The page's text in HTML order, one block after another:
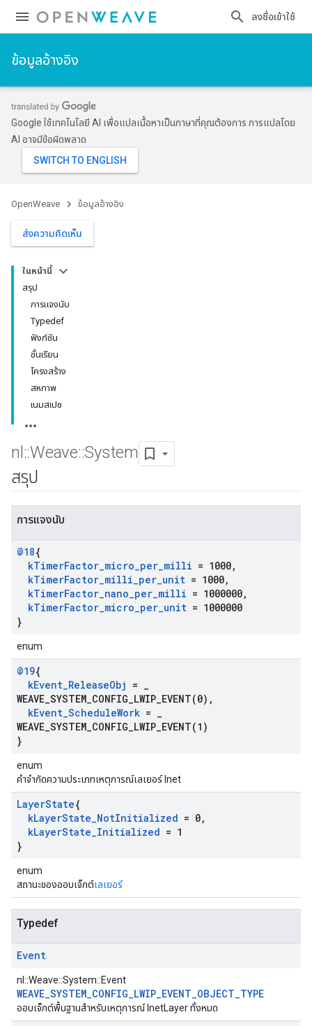
ลงชื่อเข้าใช้
ข้อมูลอ้างอิง
Google ใช้เทคโนโลยี AI เพื่อแปลเนื้อหาเป็นภาษาที่คุณต้องการ การแปลโดย
AI อาจมีข้อผิดพลาด
OpenWeave ข้อมูลอ้างอิง
ส่งความคิดเห็น
ในหน้านี้
สรุป
การแจงนับ
Typedef
ฟังก์ชัน
ชั้นเรียน
โครงสร้าง
สหภาพ
เนมสเปซ
nl ::Weave::System
สรุป
การแจงนับ
@18{
kTimerFactor_micro_per_milli = 1000,
kTimerFactor_milli_per_unit = 1000,
kTimerFactor_nano_per_milli = 1000000,
kTimerFactor_micro_per_unit = 1000000
}
enum
@19{
kEvent_ReleaseObj =
WEAVE_SYSTEM_CONFIG_LWIP_EVENT(0) ,
kEvent_ScheduleWork =
WEAVE_SYSTEM_CONFIG_LWIP_EVENT(1)
}
enum
คําจํากัดความประเภทเหตุการณ์เลเยอร์ Inet
LayerState{
kLayerState_NotInitialized = 0,
kLayerState_Initialized = 1
}
enum
สถานะของออบเจ็กต์เลเยอร์
Typedef
Event
nl::Weave::System::Event
WEAVE_SYSTEM_CONFIG_LWIP_EVENT_OBJECT_TYPE
ออบเจ็กต์พื้นฐานสำหรับเหตุการณ์ InetLayer ทั้งหมด